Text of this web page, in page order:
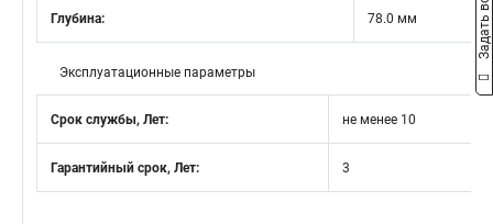
Глубина: 78.0 мм
Эксплуатационные параметры
Срок службы, Лет: не менее 10
Гарантийный срок, Лет: 3